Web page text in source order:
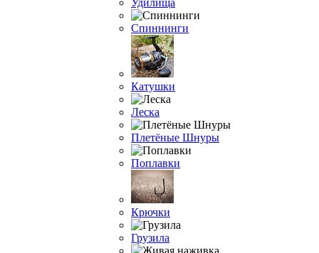
Удилища
Спиннинги
Катушки
Леска
Плетёные Шнуры
Поплавки
Крючки
Грузила